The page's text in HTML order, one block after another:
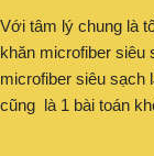
Với tâm lý chung là
khăn microfiber siêu
microfiber siêu sạch
cũng là 1 bài toán